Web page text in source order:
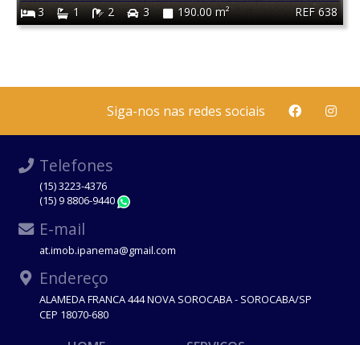
REF 638
3
1 2 3 190.00 m²
Siga-nos nas redes sociais
Telefones
(15) 3223-4376
(15) 9 8806-9440
E-mail
at.imob.ipanema@gmail.com
Endereço
ALAMEDA FRANCA 444 NOVA SOROCABA - SOROCABA/SP
CEP 18070-680